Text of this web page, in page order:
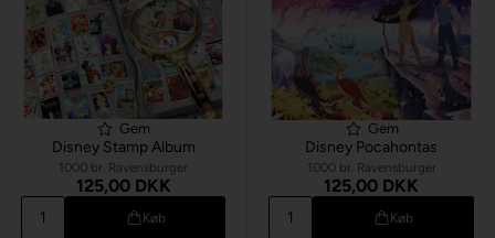
Gem
Disney Stamp Album
1000 br. Ravensburger
125,00 DKK
Køb
Gem
Disney Pocahontas
1000 br. Ravensburger
125,00 DKK
Køb